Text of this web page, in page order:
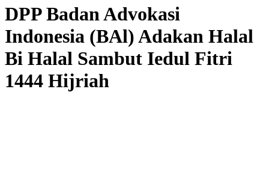
DPP Badan Advokasi
Indonesia (BAl) Adakan Halal
Bi Halal Sambut Iedul Fitri
1444 Hijriah